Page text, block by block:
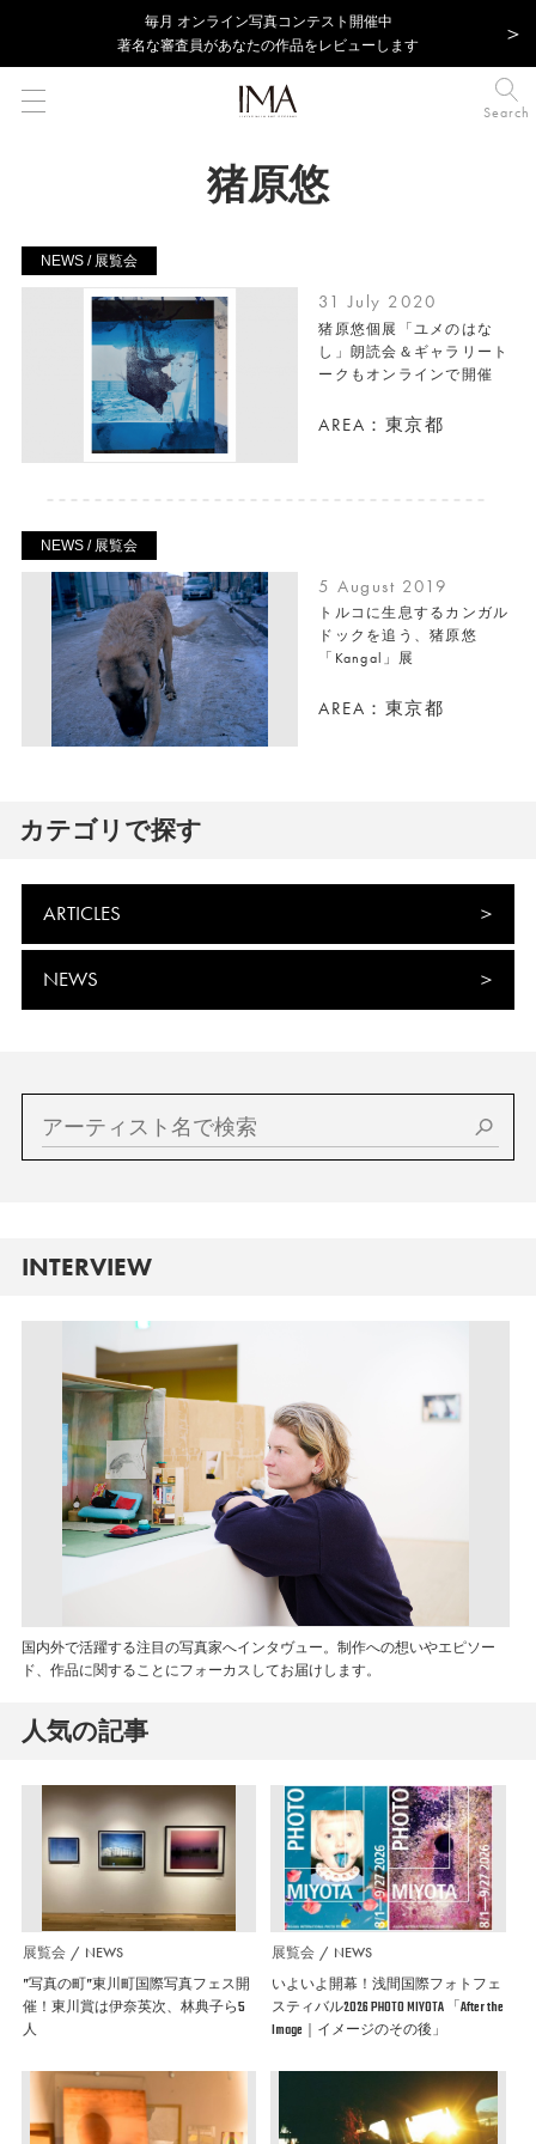
毎⽉ オンライン写真コンテスト開催中
著名な審査員があなたの作品をレビューします
Search
猪原悠
NEWS / 展覧会
31 July 2020
猪原悠個展「ユメのはな
し」朗読会＆ギャラリート
ークもオンラインで開催
AREA：東京都
NEWS / 展覧会
5 August 2019
トルコに生息するカンガル
ドックを追う、猪原悠
「Kangal」展
AREA：東京都
カテゴリで探す
ARTICLES
NEWS
INTERVIEW
国内外で活躍する注目の写真家へインタヴュー。制作への想いやエピソー
ド、作品に関することにフォーカスしてお届けします。
人気の記事
展覧会 NEWS
”写真の町”東川町国際写真フェス開
催！東川賞は伊奈英次、林典子ら5
人
展覧会 NEWS
いよいよ開幕！浅間国際フォトフェ
スティバル2026 PHOTO MIYOTA 「After the
Image｜イメージのその後」